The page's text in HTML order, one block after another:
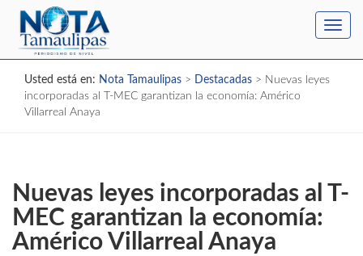
Usted está en: Nota Tamaulipas > Destacadas > Nuevas leyes
incorporadas al T-MEC garantizan la economía: Américo
Villarreal Anaya
Nuevas leyes incorporadas al T-
MEC garantizan la economía:
Américo Villarreal Anaya